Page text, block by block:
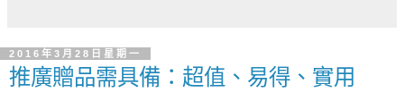
2016年3月28日星期一
推廣贈品需具備：超值、易得、實用